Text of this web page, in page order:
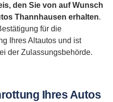
den Sie von auf Wunsch
Thannhausen erhalten.
für die
Ihres Altautos und ist
der Zulassungsbehörde.
Ihres Autos